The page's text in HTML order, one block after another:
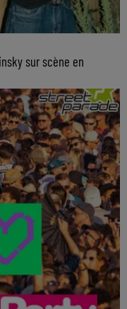
sur scène en